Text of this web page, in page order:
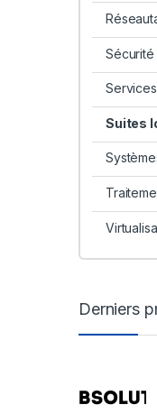
Sécurité
Suites
Derniers